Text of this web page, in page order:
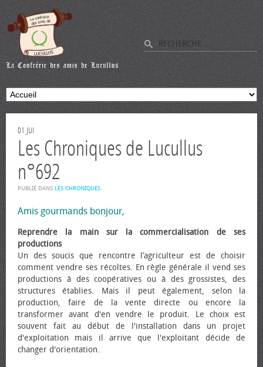
01 JUI
Les Chroniques de Lucullus
n°692
PUBLIÉ DANS LES CHRONIQUES.
Amis gourmands bonjour,
Reprendre la main sur la commercialisation de ses
productions
Un des soucis que rencontre l’agriculteur est de choisir
comment vendre ses récoltes. En règle générale il vend ses
productions à des coopératives ou à des grossistes, des
structures établies. Mais il peut également, selon la
production, faire de la vente directe ou encore la
transformer avant d'en vendre le produit. Le choix est
souvent fait au début de l'installation dans un projet
d'exploitation mais il arrive que l'exploitant décide de
changer d'orientation.